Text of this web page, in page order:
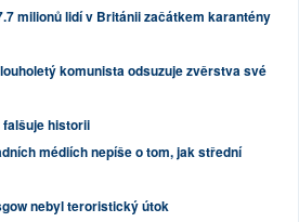
milionů lidí v Británii začátkem karantény
komunista odsuzuje zvěrstva své
historii
médiích nepíše o tom, jak střední
nebyl teroristický útok